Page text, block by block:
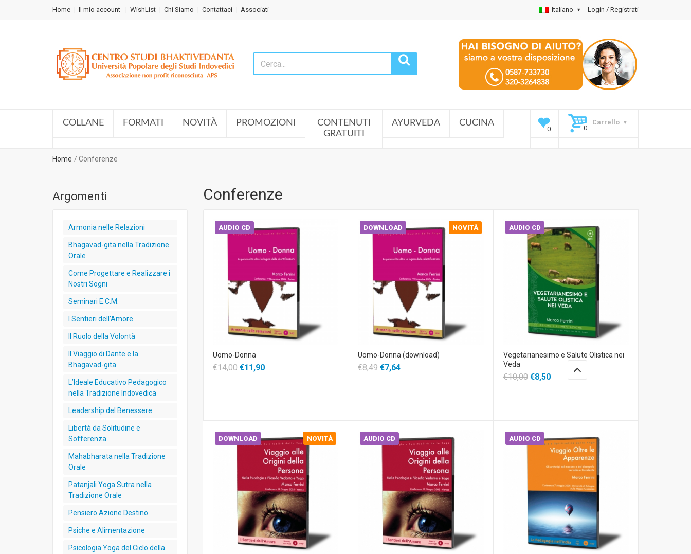
Home Il mio account WishList Chi Siamo Contattaci Associati Login / Registrati
Italiano
COLLANE FORMATI NOVITÀ PROMOZIONI
CONTENUTI
GRATUITI
AYURVEDA CUCINA Carrello
Home Conferenze
Argomenti
Armonia nelle Relazioni
Bhagavad-gita nella Tradizione
Orale
Come Progettare e Realizzare i
Nostri Sogni
Seminari E.C.M.
I Sentieri dell’Amore
Il Ruolo della Volontà
Il Viaggio di Dante e la
Bhagavad-gita
L’Ideale Educativo Pedagogico
nella Tradizione Indovedica
Leadership del Benessere
Libertà da Solitudine e
Sofferenza
Mahabharata nella Tradizione
Orale
Patanjali Yoga Sutra nella
Tradizione Orale
Pensiero Azione Destino
Psiche e Alimentazione
Psicologia Yoga del Ciclo della
Conferenze
AUDIO CD
Uomo-Donna
€14,00 €11,90
DOWNLOAD NOVITÀ
Uomo-Donna (download)
€8,49 €7,64
AUDIO CD
Vegetarianesimo e Salute Olistica nei
Veda
€10,00 €8,50
DOWNLOAD NOVITÀ AUDIO CD AUDIO CD